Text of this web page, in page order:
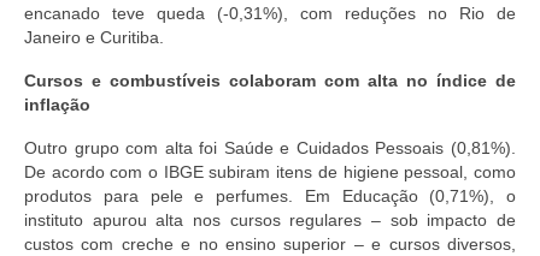
encanado teve queda (-0,31%), com reduções no Rio de
Janeiro e Curitiba.
Cursos e combustíveis colaboram com alta no índice de
inflação
Outro grupo com alta foi Saúde e Cuidados Pessoais (0,81%).
De acordo com o IBGE subiram itens de higiene pessoal, como
produtos para pele e perfumes. Em Educação (0,71%), o
instituto apurou alta nos cursos regulares – sob impacto de
custos com creche e no ensino superior – e cursos diversos,